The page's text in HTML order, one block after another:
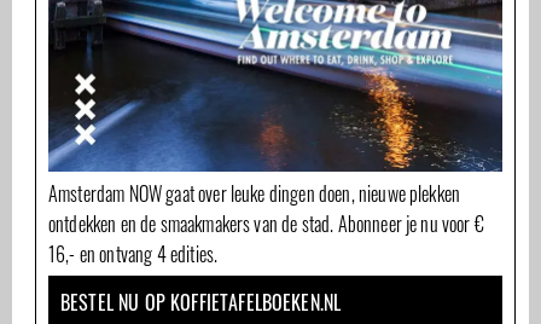
Amsterdam NOW gaat over leuke dingen doen, nieuwe plekken
ontdekken en de smaakmakers van de stad. Abonneer je nu voor €
16,- en ontvang 4 edities.
BESTEL NU OP KOFFIETAFELBOEKEN.NL